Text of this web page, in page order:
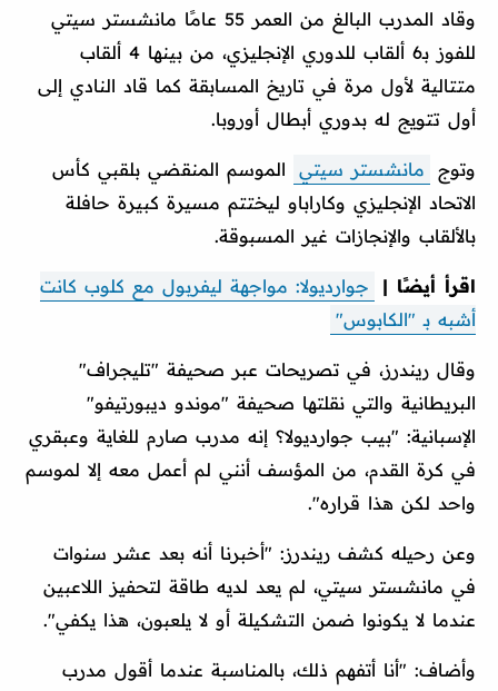
وقاد المدرب البالغ من العمر 55 عامًا مانشستر سيتي
للفوز بـ6 ألقاب للدوري الإنجليزي، من بينها 4 ألقاب
متتالية لأول مرة في تاريخ المسابقة كما قاد النادي إلى
أول تتويج له بدوري أبطال أوروبا.
وتوج مانشستر سيتي
الموسم المنقضي بلقبي كأس
الاتحاد الإنجليزي وكاراباو ليختتم مسيرة كبيرة حافلة
بالألقاب والإنجازات غير المسبوقة.
اقرأ أيضًا |
جوارديولا: مواجهة ليفربول مع كلوب كانت
أشبه بـ "الكابوس"
وقال ريندرز، في تصريحات عبر صحيفة "تليجراف"
البريطانية والتي نقلتها صحيفة "موندو ديبورتيفو"
الإسبانية: "بيب جوارديولا؟ إنه مدرب صارم للغاية وعبقري
في كرة القدم، من المؤسف أنني لم أعمل معه إلا لموسم
واحد لكن هذا قراره".
وعن رحيله كشف ريندرز: "أخبرنا أنه بعد عشر سنوات
في مانشستر سيتي، لم يعد لديه طاقة لتحفيز اللاعبين
عندما لا يكونوا ضمن التشكيلة أو لا يلعبون، هذا يكفي".
وأضاف: "أنا أتفهم ذلك، بالمناسبة عندما أقول مدرب